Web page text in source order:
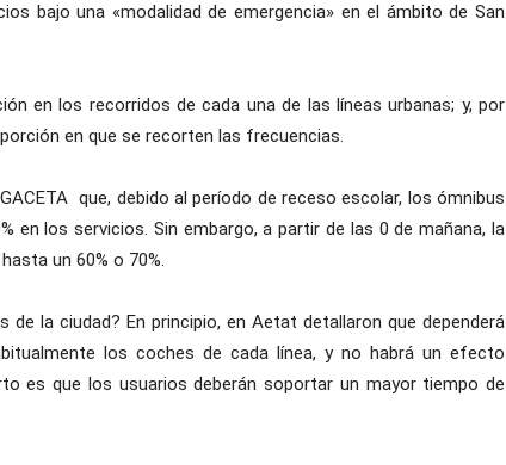
bajo una «modalidad de emergencia» en el ámbito de San
en los recorridos de cada una de las líneas urbanas; y, por
en que se recorten las frecuencias.
que, debido al período de receso escolar, los ómnibus
en los servicios. Sin embargo, a partir de las 0 de mañana, la
un 60% o 70%.
la ciudad? En principio, en Aetat detallaron que dependerá
los coches de cada línea, y no habrá un efecto
es que los usuarios deberán soportar un mayor tiempo de